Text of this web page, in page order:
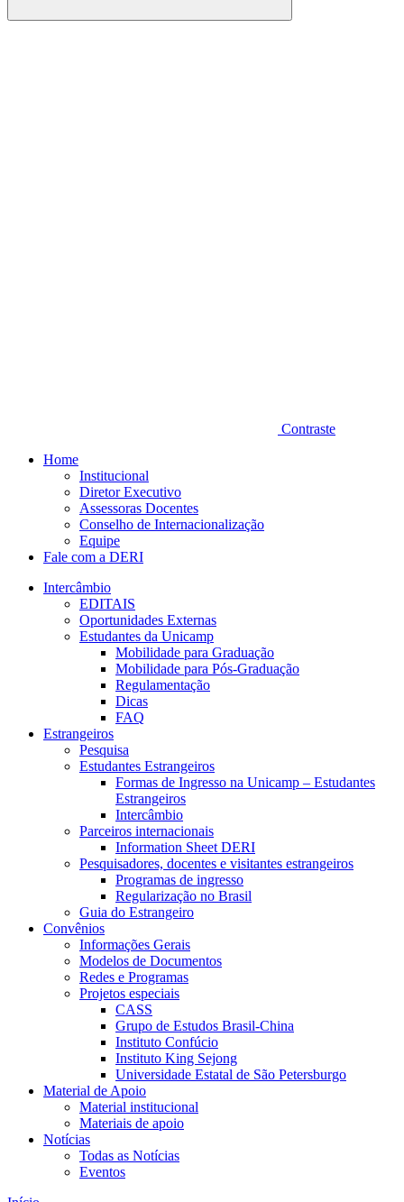
Buscar
Contraste
Home
Institucional
Diretor Executivo
Assessoras Docentes
Conselho de Internacionalização
Equipe
Fale com a DERI
Intercâmbio
EDITAIS
Oportunidades Externas
Estudantes da Unicamp
Mobilidade para Graduação
Mobilidade para Pós-Graduação
Regulamentação
Dicas
FAQ
Estrangeiros
Pesquisa
Estudantes Estrangeiros
Formas de Ingresso na Unicamp – Estudantes
Estrangeiros
Intercâmbio
Parceiros internacionais
Information Sheet DERI
Pesquisadores, docentes e visitantes estrangeiros
Programas de ingresso
Regularização no Brasil
Guia do Estrangeiro
Convênios
Informações Gerais
Modelos de Documentos
Redes e Programas
Projetos especiais
CASS
Grupo de Estudos Brasil-China
Instituto Confúcio
Instituto King Sejong
Universidade Estatal de São Petersburgo
Material de Apoio
Material institucional
Materiais de apoio
Notícias
Todas as Notícias
Eventos